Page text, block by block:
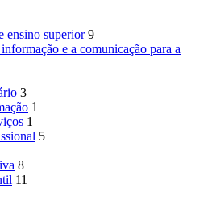
ensino superior 9
e a comunicação para a
3
1
1
5
8
11